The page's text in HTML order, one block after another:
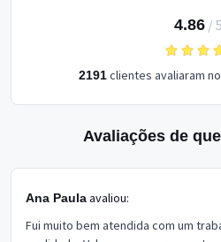
4.86/ 5
2191clientes avaliaram
Avaliações de
Ana Paulaavaliou:
Fui muito bem atendida com um